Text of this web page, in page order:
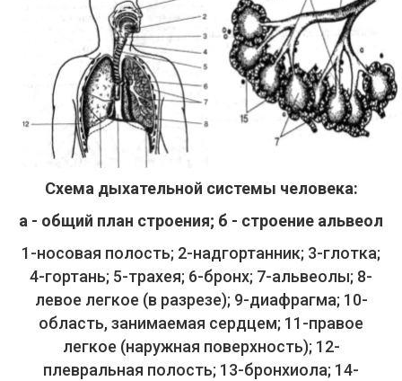
Схема дыхательной системы человека:
а - общий план строения; б - строение альвеол
1-носовая полость; 2-надгортанник; 3-глотка;
4-гортань; 5-трахея; 6-бронх; 7-альвеолы; 8-
левое легкое (в разрезе); 9-диафрагма; 10-
область, занимаемая сердцем; 11-правое
легкое (наружная поверхность); 12-
плевральная полость; 13-бронхиола; 14-